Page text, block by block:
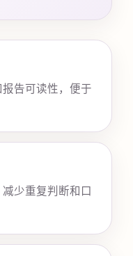
告可读性，便于
少重复判断和口